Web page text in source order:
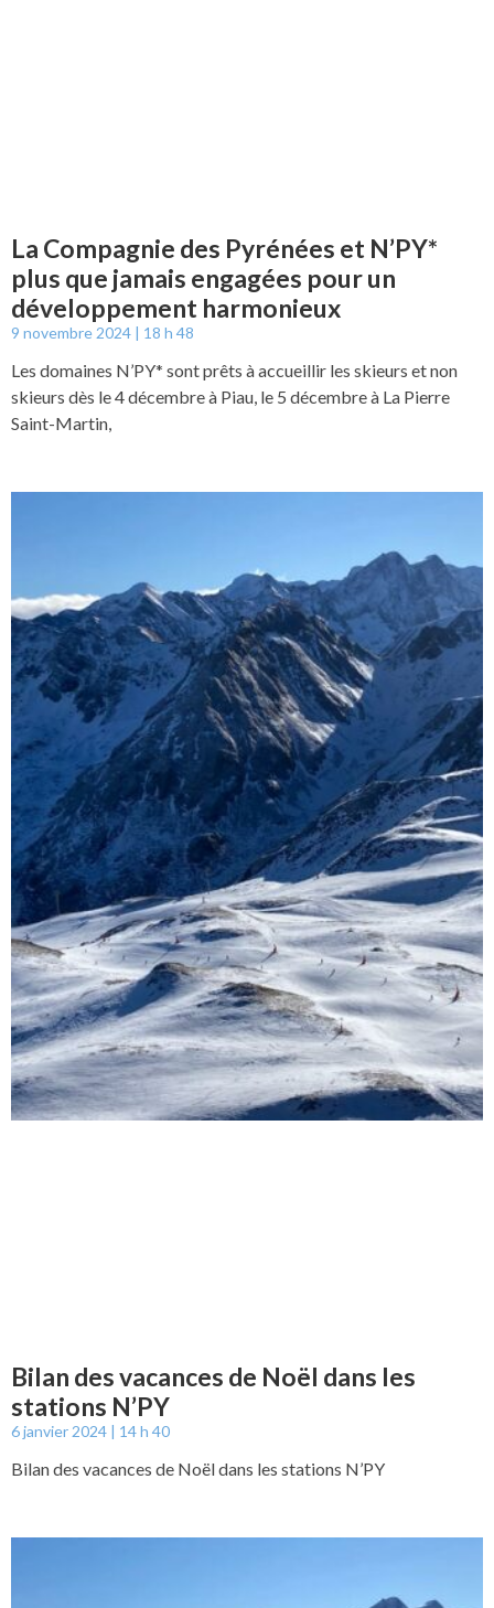
La Compagnie des Pyrénées et N’PY*
plus que jamais engagées pour un
développement harmonieux
9 novembre 2024 18 h 48
Les domaines N’PY* sont prêts à accueillir les skieurs et non
skieurs dès le 4 décembre à Piau, le 5 décembre à La Pierre
Saint-Martin,
Bilan des vacances de Noël dans les
stations N’PY
6 janvier 2024 14 h 40
Bilan des vacances de Noël dans les stations N’PY